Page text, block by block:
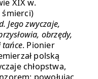
XIX w.
śmierci)
Jego zwyczaje,
obrzędy,
tańce. Pionier
polską
chłopstwa,